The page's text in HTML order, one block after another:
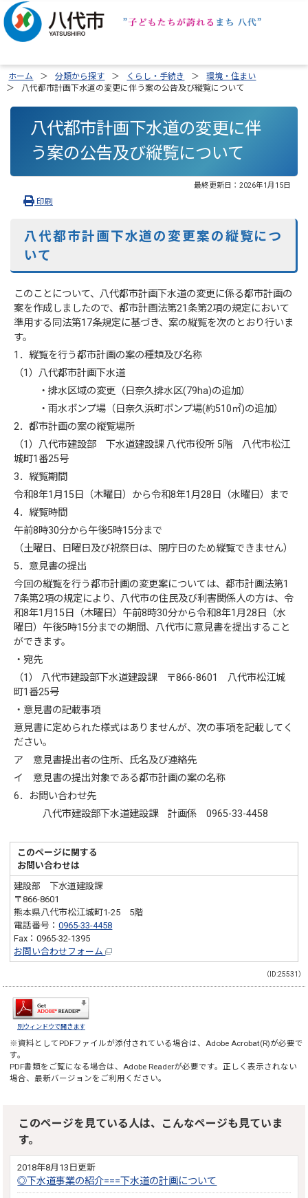
ホーム 分類から探す くらし・手続き
環境・住まい
八代都市計画下水道の変更に伴う案の公告及び縦覧について
八代都市計画下水道の変更に伴
う案の公告及び縦覧について
最終更新日： 2026年1月15日
印刷
八代都市計画下水道の変更案の縦覧につ
いて
このことについて、八代都市計画下水道の変更に係る都市計画の
案を作成しましたので、都市計画法第21条第2項の規定において
準用する同法第17条規定に基づき、案の縦覧を次のとおり行いま
す。
1．縦覧を行う都市計画の案の種類及び名称
（1）八代都市計画下水道
・排水区域の変更（日奈久排水区(79ha)の追加）
・雨水ポンプ場（日奈久浜町ポンプ場(約510㎡)の追加）
2．都市計画の案の縦覧場所
（1）八代市建設部 下水道建設課 八代市役所 5階 八代市松江
城町1番25号
3．縦覧期間
令和8年1月15日（木曜日）から令和8年1月28日（水曜日）まで
4．縦覧時間
午前8時30分から午後5時15分まで
（土曜日、日曜日及び祝祭日は、閉庁日のため縦覧できません）
5．意見書の提出
今回の縦覧を行う都市計画の変更案については、都市計画法第1
7条第2項の規定により、八代市の住民及び利害関係人の方は、令
和8年1月15日（木曜日）午前8時30分から令和8年1月28日（水
曜日）午後5時15分までの期間、八代市に意見書を提出すること
ができます。
・宛先
（1） 八代市建設部下水道建設課 〒866-8601 八代市松江城
町1番25号
・意見書の記載事項
意見書に定められた様式はありませんが、次の事項を記載してく
ださい。
ア 意見書提出者の住所、氏名及び連絡先
イ 意見書の提出対象である都市計画の案の名称
6．お問い合わせ先
八代市建設部下水道建設課 計画係 0965-33-4458
このページに関する
お問い合わせは
建設部 下水道建設課
〒866-8601
熊本県八代市松江城町1-25 5階
電話番号：0965-33-4458
Fax：0965-32-1395
お問い合わせフォーム
（ID:25531）
別ウィンドウで開きます
※資料としてPDFファイルが添付されている場合は、 Adobe Acrobat(R)が必要で
す。
PDF書類をご覧になる場合は、 Adobe Readerが必要です。正しく表示されない
場合、最新バージョンをご利用ください。
このページを見ている人は、こんなページも見ていま
す。
2018年8月13日更新
◎下水道事業の紹介===下水道の計画について